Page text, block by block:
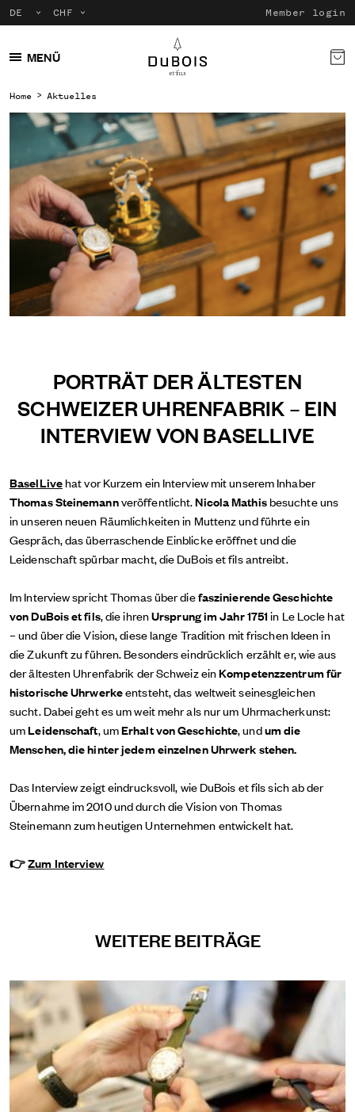
Member login
MENÜ
Home Aktuelles
PORTRÄT DER ÄLTESTEN
SCHWEIZER UHRENFABRIK – EIN
INTERVIEW VON BASELLIVE
BaselLivehat vor Kurzem ein Interview mit unserem Inhaber
Thomas Steinemannveröffentlicht.Nicola Mathisbesuchte uns
in unseren neuen Räumlichkeiten in Muttenz und führte ein
Gespräch, das überraschende Einblicke eröffnet und die
Leidenschaft spürbar macht, die DuBois et fils antreibt.
Im Interview spricht Thomas über diefaszinierende Geschichte
von DuBois et fils, die ihrenUrsprung im Jahr1751in Le Locle hat
– und über die Vision, diese lange Tradition mit frischen Ideen in
die Zukunft zu führen. Besonders eindrücklich erzählt er, wie aus
der ältesten Uhrenfabrik der Schweiz einKompetenzzentrum für
historische Uhrwerkeentsteht, das weltweit seinesgleichen
sucht. Dabei geht es um weit mehr als nur um Uhrmacherkunst:
umLeidenschaft, umErhalt von Geschichte, undum die
Menschen, die hinter jedem einzelnen Uhrwerk stehen.
Das Interview zeigt eindrucksvoll, wie DuBois et fils sich ab der
Übernahme im 2010 und durch die Vision von Thomas
Steinemann zum heutigen Unternehmen entwickelt hat.
👉Zum Interview
WEITERE BEITRÄGE